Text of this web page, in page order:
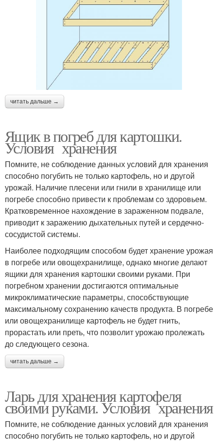
читать дальше →
Ящик в погреб для картошки.
Условия хранения
Помните, не соблюдение данных условий для хранения
способно погубить не только картофель, но и другой
урожай. Наличие плесени или гнили в хранилище или
погребе способно привести к проблемам со здоровьем.
Кратковременное нахождение в зараженном подвале,
приводит к заражению дыхательных путей и сердечно-
сосудистой системы.
Наиболее подходящим способом будет хранение урожая
в погребе или овощехранилище, однако многие делают
ящики для хранения картошки своими руками. При
погребном хранении достигаются оптимальные
микроклиматические параметры, способствующие
максимальному сохранению качеств продукта. В погребе
или овощехранилище картофель не будет гнить,
прорастать или преть, что позволит урожаю пролежать
до следующего сезона.
читать дальше →
Ларь для хранения картофеля
своими руками. Условия хранения
Помните, не соблюдение данных условий для хранения
способно погубить не только картофель, но и другой